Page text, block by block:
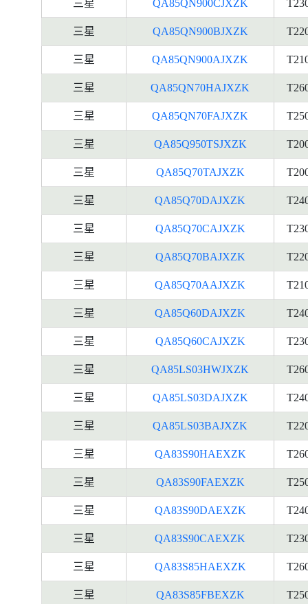
三星 QA85QN900CJXZK
三星 QA85QN900BJXZK
三星 QA85QN900AJXZK
三星 QA85QN70HAJXZK
三星 QA85QN70FAJXZK
三星 QA85Q950TSJXZK
三星 QA85Q70TAJXZK
三星 QA85Q70DAJXZK
三星 QA85Q70CAJXZK
三星 QA85Q70BAJXZK
三星 QA85Q70AAJXZK
三星 QA85Q60DAJXZK
三星 QA85Q60CAJXZK
三星 QA85LS03HWJXZK
三星 QA85LS03DAJXZK
三星 QA85LS03BAJXZK
三星 QA83S90HAEXZK
三星 QA83S90FAEXZK
三星 QA83S90DAEXZK
三星 QA83S90CAEXZK
三星 QA83S85HAEXZK
三星 QA83S85FBEXZK